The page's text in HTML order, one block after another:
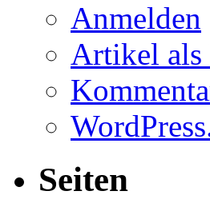
Anmelden
Artikel als
Seiten